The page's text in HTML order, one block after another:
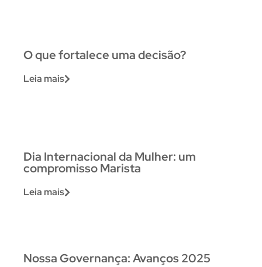
O que fortalece uma decisão?
Leia mais
Dia Internacional da Mulher: um
compromisso Marista
Leia mais
Nossa Governança: Avanços 2025